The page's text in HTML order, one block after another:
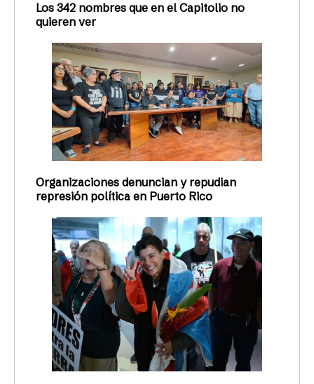
Los 342 nombres que en el Capitolio no
quieren ver
Organizaciones denuncian y repudian
represión política en Puerto Rico